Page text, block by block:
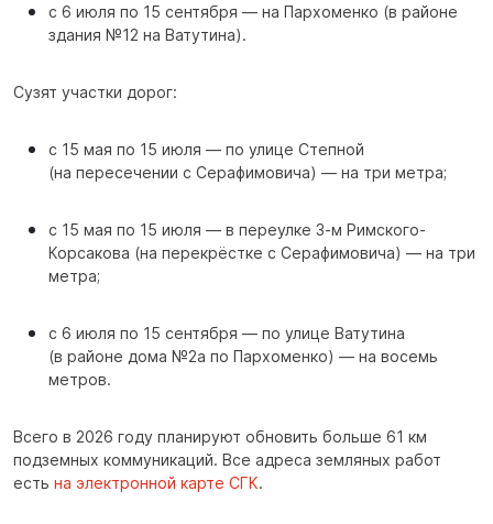
с 6 июля по 15 сентября — на Пархоменко (в районе
здания №12 на Ватутина).
Сузят участки дорог:
с 15 мая по 15 июля — по улице Степной
(на пересечении с Серафимовича) — на три метра;
с 15 мая по 15 июля — в переулке 3-м Римского-
Корсакова (на перекрёстке с Серафимовича) — на три
метра;
с 6 июля по 15 сентября — по улице Ватутина
(в районе дома №2а по Пархоменко) — на восемь
метров.
Всего в 2026 году планируют обновить больше 61 км
подземных коммуникаций. Все адреса земляных работ
есть на электронной карте СГК.